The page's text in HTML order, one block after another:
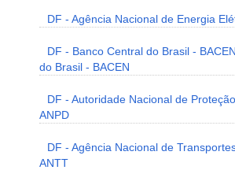
DF - Agência Nacional de Energia
DF - Banco Central do Brasil -
do Brasil - BACEN
DF - Autoridade Nacional de
ANPD
DF - Agência Nacional de
ANTT